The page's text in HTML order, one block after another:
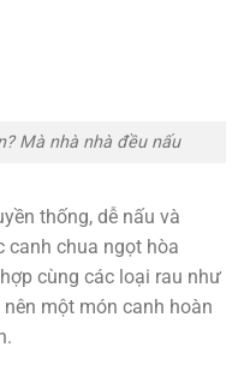
Mà nhà nhà đều nấu
thống, dễ nấu và
canh chua ngọt hòa
cùng các loại rau như
một món canh hoàn